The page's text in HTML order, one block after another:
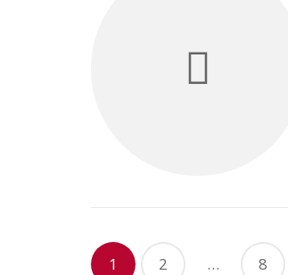
1 2 … 8